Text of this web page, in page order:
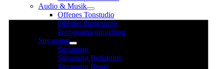
Audio & Musik
Offenes Tonstudio
Offener Proberaum
Proberaumvermietung
Streaming
Streaming
Streaming Redaktion
Streaming Regie
20.